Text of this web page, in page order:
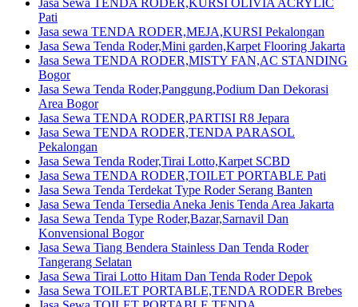
Jasa Sewa TENDA RODER,KURSI OLIVIA ACRYLIC
Pati
Jasa sewa TENDA RODER,MEJA,KURSI Pekalongan
Jasa Sewa Tenda Roder,Mini garden,Karpet Flooring Jakarta
Jasa Sewa TENDA RODER,MISTY FAN,AC STANDING
Bogor
Jasa Sewa Tenda Roder,Panggung,Podium Dan Dekorasi
Area Bogor
Jasa Sewa TENDA RODER,PARTISI R8 Jepara
Jasa Sewa TENDA RODER,TENDA PARASOL
Pekalongan
Jasa Sewa Tenda Roder,Tirai Lotto,Karpet SCBD
Jasa Sewa TENDA RODER,TOILET PORTABLE Pati
Jasa Sewa Tenda Terdekat Type Roder Serang Banten
Jasa Sewa Tenda Tersedia Aneka Jenis Tenda Area Jakarta
Jasa Sewa Tenda Type Roder,Bazar,Sarnavil Dan
Konvensional Bogor
Jasa Sewa Tiang Bendera Stainless Dan Tenda Roder
Tangerang Selatan
Jasa Sewa Tirai Lotto Hitam Dan Tenda Roder Depok
Jasa Sewa TOILET PORTABLE,TENDA RODER Brebes